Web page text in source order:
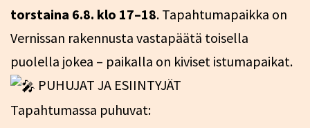
torstaina 6.8. klo 17–18. Tapahtumapaikka on
Vernissan rakennusta vastapäätä toisella
puolella jokea – paikalla on kiviset istumapaikat.
PUHUJAT JA ESIINTYJÄT
Tapahtumassa puhuvat: